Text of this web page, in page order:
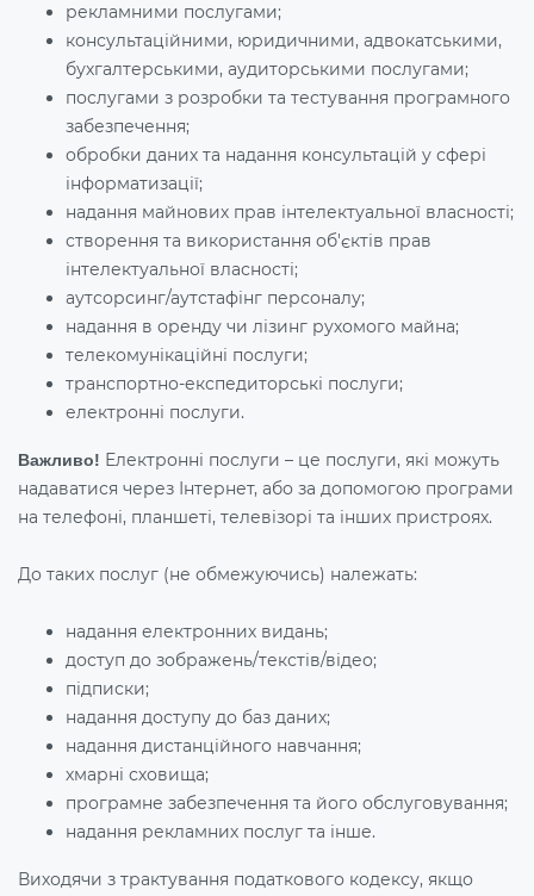
рекламними послугами;
консультаційними, юридичними, адвокатськими,
бухгалтерськими, аудиторськими послугами;
послугами з розробки та тестування програмного
забезпечення;
обробки даних та надання консультацій у сфері
інформатизації;
надання майнових прав інтелектуальної власності;
створення та використання об'єктів прав
інтелектуальної власності;
аутсорсинг/аутстафінг персоналу;
надання в оренду чи лізинг рухомого майна;
телекомунікаційні послуги;
транспортно-експедиторські послуги;
електронні послуги.
Важливо! Електронні послуги – це послуги, які можуть
надаватися через Інтернет, або за допомогою програми
на телефоні, планшеті, телевізорі та інших пристроях.
До таких послуг (не обмежуючись) належать:
надання електронних видань;
доступ до зображень/текстів/відео;
підписки;
надання доступу до баз даних;
надання дистанційного навчання;
хмарні сховища;
програмне забезпечення та його обслуговування;
надання рекламних послуг та інше.
Виходячи з трактування податкового кодексу, якщо